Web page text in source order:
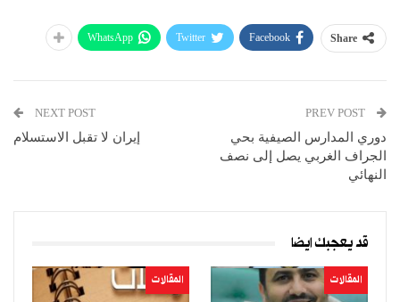
Share
Facebook
Twitter
WhatsApp
دوري المدارس الصيفية بحي
الجراف الغربي يصل إلى نصف
النهائي
NEXT POST
إيران لا تقبل الاستسلام
قد يعجبك ايضا
المقالات المقالات